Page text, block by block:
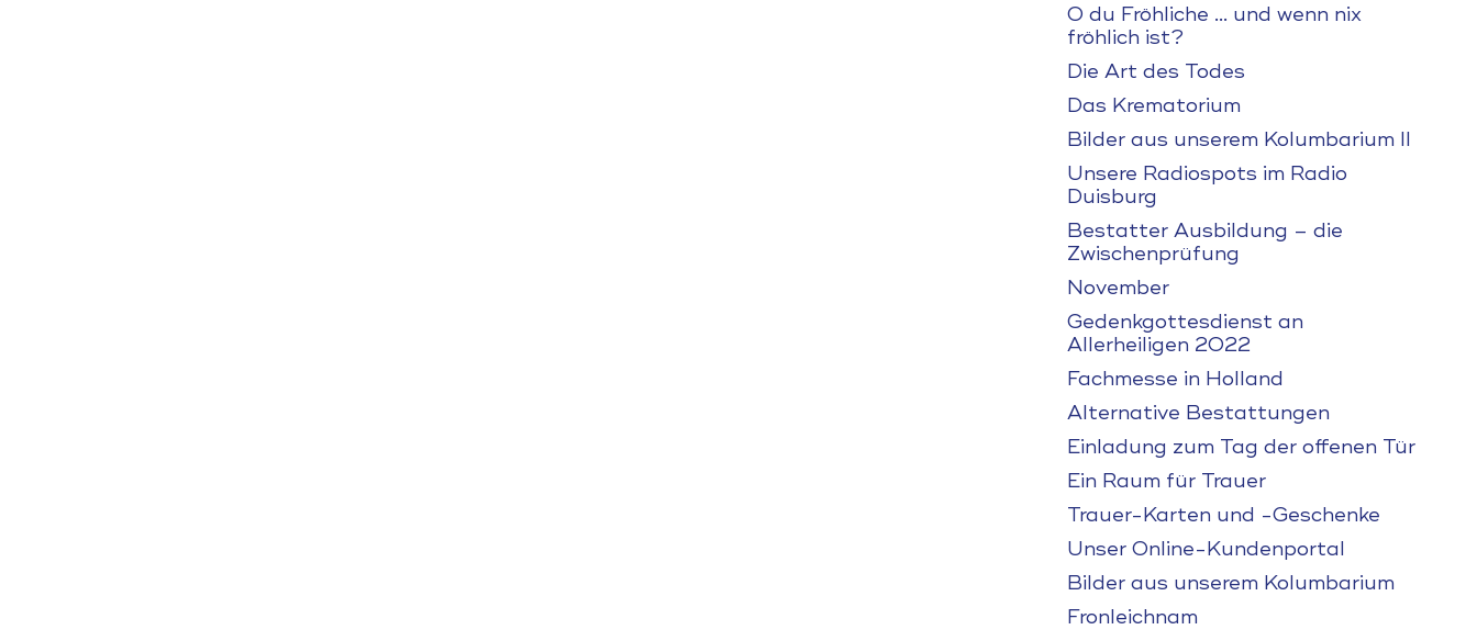
O du Fröhliche … und wenn nix
fröhlich ist?
Die Art des Todes
Das Krematorium
Bilder aus unserem Kolumbarium II
Unsere Radiospots im Radio
Duisburg
Bestatter Ausbildung – die
Zwischenprüfung
November
Gedenkgottesdienst an
Allerheiligen 2022
Fachmesse in Holland
Alternative Bestattungen
Einladung zum Tag der offenen Tür
Ein Raum für Trauer
Trauer-Karten und -Geschenke
Unser Online-Kundenportal
Bilder aus unserem Kolumbarium
Fronleichnam